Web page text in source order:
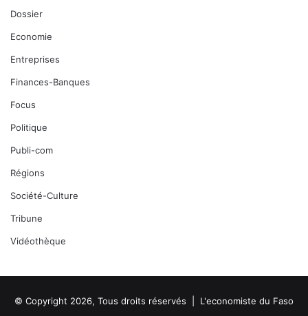
Dossier
Economie
Entreprises
Finances-Banques
Focus
Politique
Publi-com
Régions
Société-Culture
Tribune
Vidéothèque
© Copyright 2026, Tous droits réservés | L'economiste du Faso